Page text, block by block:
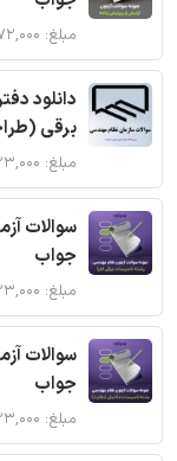
مبلغ: ۱۷۲,۰۰۰ تومان
دانلود
برقی
مبلغ: ۳۲۳,۰۰۰ تومان
سوالات
جواب
مبلغ: ۳۲۳,۰۰۰ تومان
سوالات
جواب
مبلغ: ۳۲۳,۰۰۰ تومان